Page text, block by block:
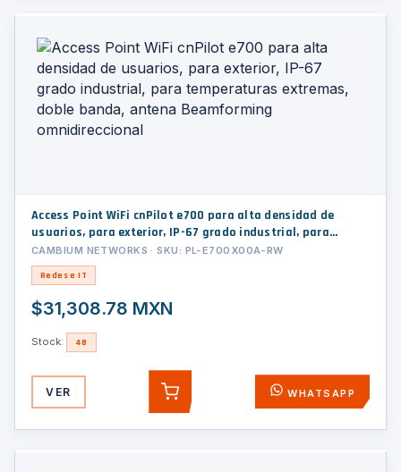
Access Point WiFi cnPilot e700 para alta densidad de
usuarios, para exterior, IP-67 grado industrial, para
temperaturas extremas, doble banda, antena
Beamforming omnidireccional
CAMBIUM NETWORKS · SKU: PL-E700X00A-RW
Redes e IT
$31,308.78 MXN
Stock: 48
VER AGREGAR WHATSAPP